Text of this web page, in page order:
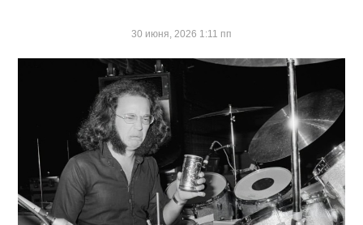
30 июня, 2026 1:11 пп